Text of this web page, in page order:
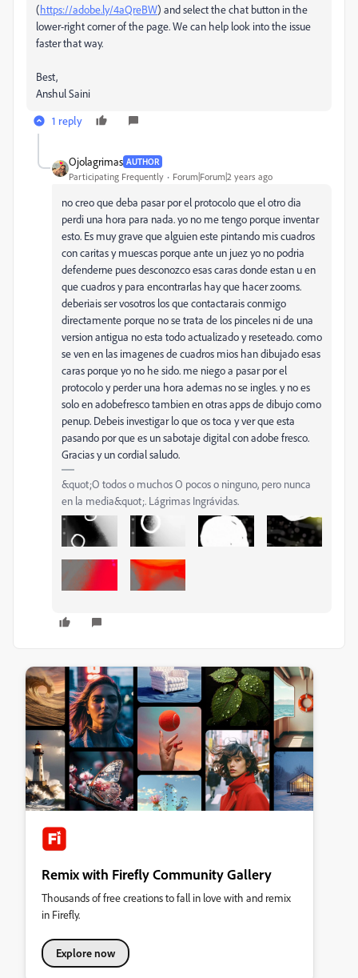
(https://adobe.ly/4aQreBW) and select the chat button in the
lower-right corner of the page. We can help look into the issue
faster that way.
Best,
Anshul Saini
1 reply
Ojolagrimas AUTHOR
Participating Frequently Forum|Forum|2 years ago
no creo que deba pasar por el protocolo que el otro dia
perdi una hora para nada. yo no me tengo porque inventar
esto. Es muy grave que alguien este pintando mis cuadros
con caritas y muescas porque ante un juez yo no podria
defenderne pues desconozco esas caras donde estan u en
que cuadros y para encontrarlas hay que hacer zooms.
deberiais ser vosotros los que contactarais conmigo
directamente porque no se trata de los pinceles ni de una
version antigua no esta todo actualizado y reseteado. como
se ven en las imagenes de cuadros mios han dibujado esas
caras porque yo no he sido. me niego a pasar por el
protocolo y perder una hora ademas no se ingles. y no es
solo en adobefresco tambien en otras apps de dibujo como
penup. Debeis investigar lo que os toca y ver que esta
pasando por que es un sabotaje digital con adobe fresco.
Gracias y un cordial saludo.
&quot;O todos o muchos O pocos o ninguno, pero nunca
en la media&quot;. Lágrimas Ingrávidas.
Remix with Firefly Community Gallery
Thousands of free creations to fall in love with and remix
in Firefly.
Explore now